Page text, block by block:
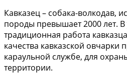
Кавказец – собака-волкодав,
породы превышает 2000 лет. В
традиционная работа
качества кавказской овчарки
караульной службе, для
территории.